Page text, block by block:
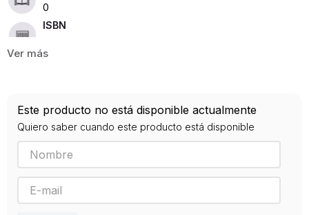
0
ISBN
Editorial
0
Este producto no está disponible actualmente
Quiero saber cuando este producto está disponible